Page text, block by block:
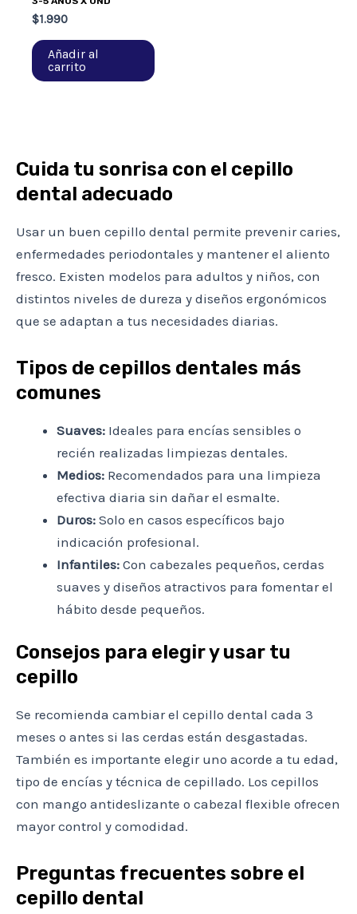
$1.990
Añadir al
carrito
Cuida tu sonrisa con el cepillo
dental adecuado
Usar un buen cepillo dental permite prevenir caries,
enfermedades periodontales y mantener el aliento
fresco. Existen modelos para adultos y niños, con
distintos niveles de dureza y diseños ergonómicos
que se adaptan a tus necesidades diarias.
Tipos de cepillos dentales más
comunes
Suaves: Ideales para encías sensibles o
recién realizadas limpiezas dentales.
Medios: Recomendados para una limpieza
efectiva diaria sin dañar el esmalte.
Duros: Solo en casos específicos bajo
indicación profesional.
Infantiles: Con cabezales pequeños, cerdas
suaves y diseños atractivos para fomentar el
hábito desde pequeños.
Consejos para elegir y usar tu
cepillo
Se recomienda cambiar el cepillo dental cada 3
meses o antes si las cerdas están desgastadas.
También es importante elegir uno acorde a tu edad,
tipo de encías y técnica de cepillado. Los cepillos
con mango antideslizante o cabezal flexible ofrecen
mayor control y comodidad.
Preguntas frecuentes sobre el
cepillo dental